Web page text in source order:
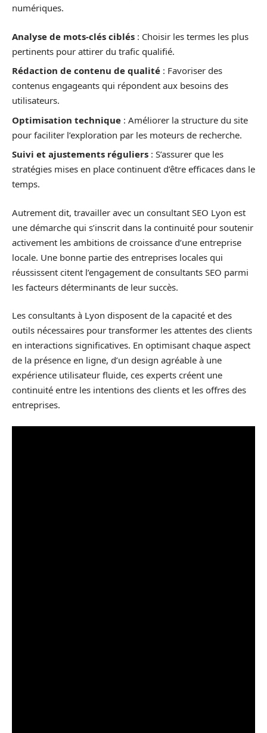
numériques.
Analyse de mots-clés ciblés : Choisir les termes les plus
pertinents pour attirer du trafic qualifié.
Rédaction de contenu de qualité : Favoriser des
contenus engageants qui répondent aux besoins des
utilisateurs.
Optimisation technique : Améliorer la structure du site
pour faciliter l’exploration par les moteurs de recherche.
Suivi et ajustements réguliers : S’assurer que les
stratégies mises en place continuent d’être efficaces dans le
temps.
Autrement dit, travailler avec un consultant SEO Lyon est
une démarche qui s’inscrit dans la continuité pour soutenir
activement les ambitions de croissance d’une entreprise
locale. Une bonne partie des entreprises locales qui
réussissent citent l’engagement de consultants SEO parmi
les facteurs déterminants de leur succès.
Les consultants à Lyon disposent de la capacité et des
outils nécessaires pour transformer les attentes des clients
en interactions significatives. En optimisant chaque aspect
de la présence en ligne, d’un design agréable à une
expérience utilisateur fluide, ces experts créent une
continuité entre les intentions des clients et les offres des
entreprises.